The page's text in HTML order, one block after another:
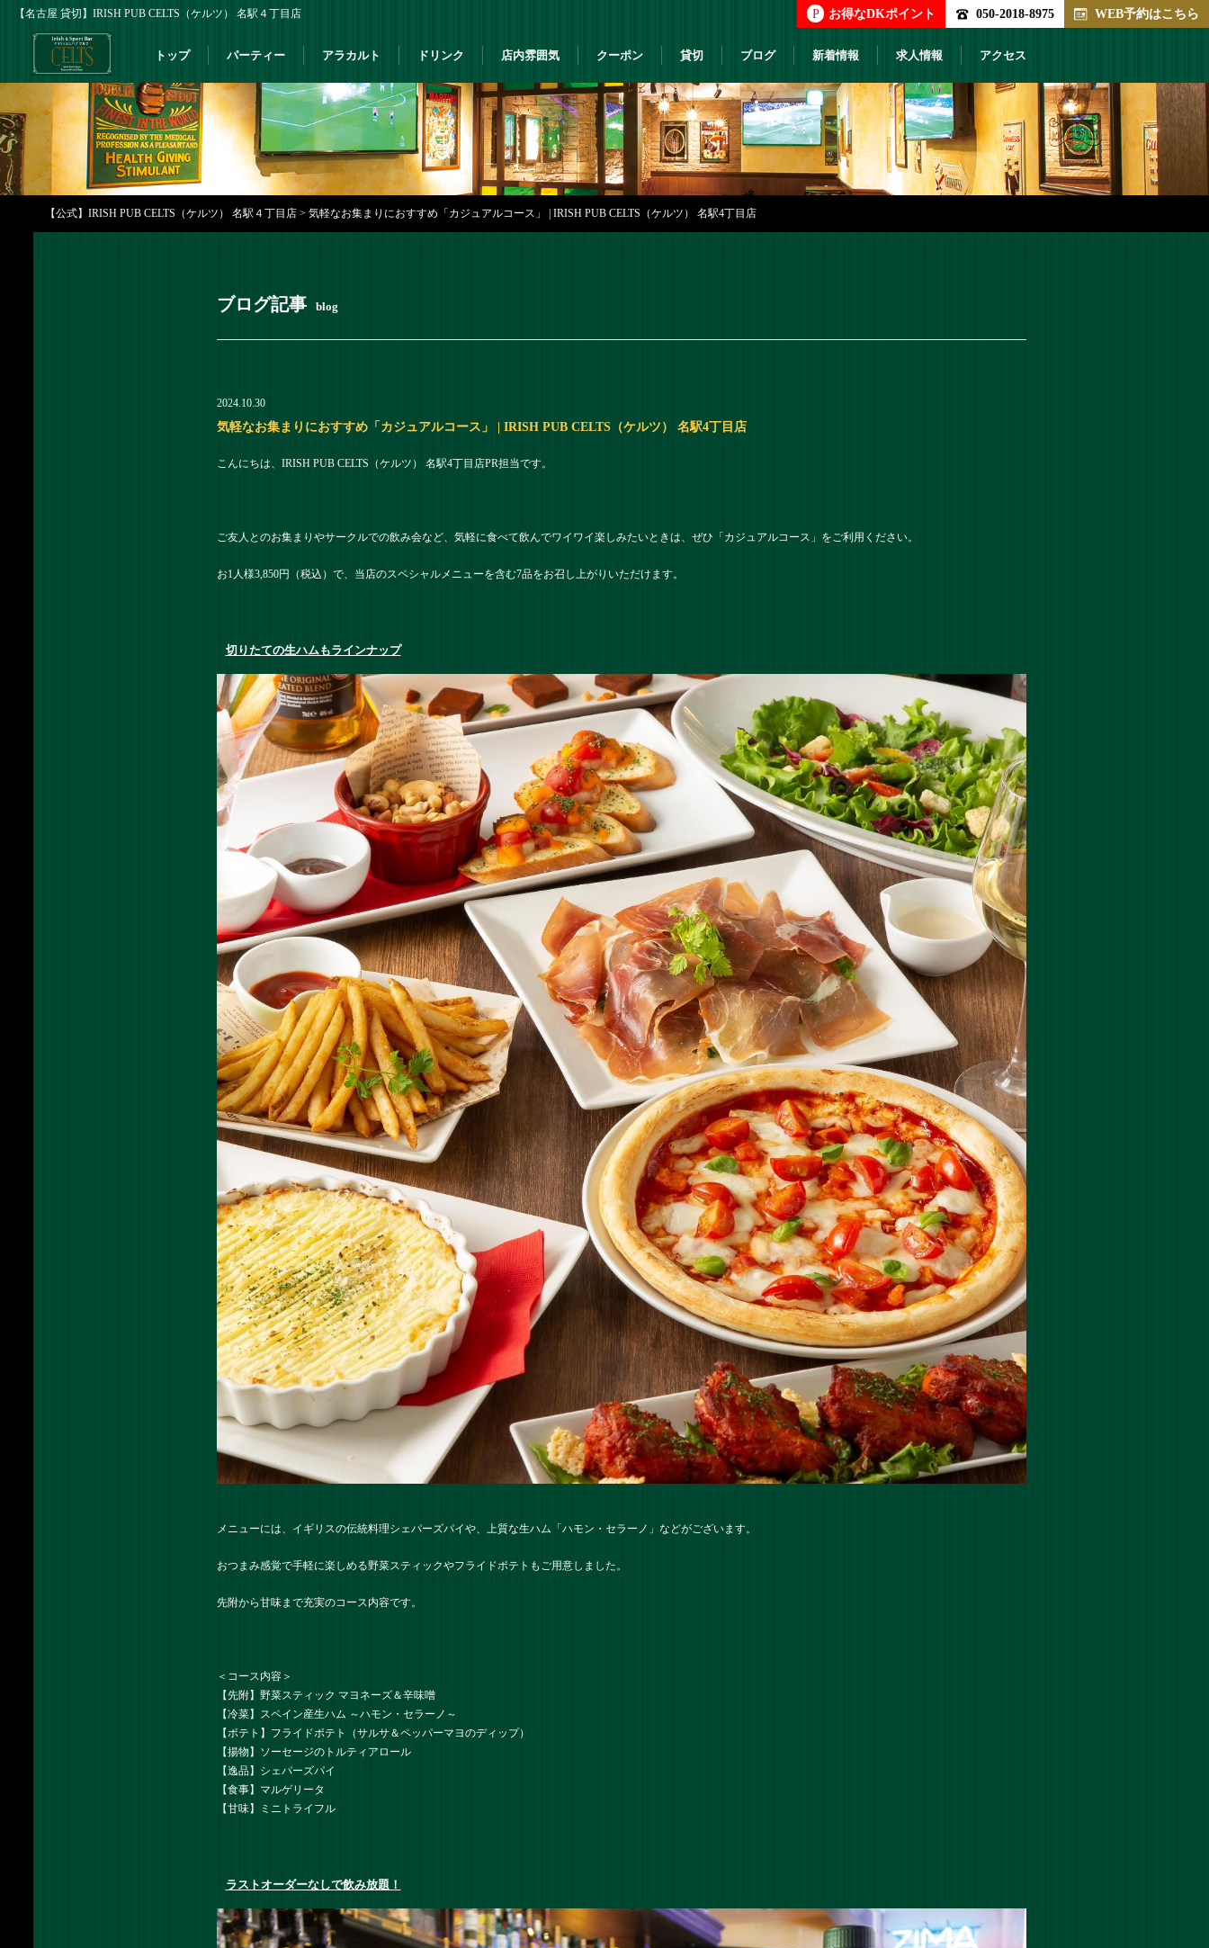
【名古屋 貸切】IRISH PUB CELTS（ケルツ） 名駅４丁目店 P お得なDKポイント 050-2018-8975 WEB予約はこちら
トップ パーティー アラカルト ドリンク 店内雰囲気 クーポン 貸切 ブログ 新着情報 求人情報 アクセス
【公式】IRISH PUB CELTS（ケルツ） 名駅４丁目店 > 気軽なお集まりにおすすめ「カジュアルコース」 | IRISH PUB CELTS（ケルツ） 名駅4丁目店
ブログ記事 blog
2024.10.30
気軽なお集まりにおすすめ「カジュアルコース」 | IRISH PUB CELTS（ケルツ） 名駅4丁目店
こんにちは、IRISH PUB CELTS（ケルツ） 名駅4丁目店PR担当です。
ご友人とのお集まりやサークルでの飲み会など、気軽に食べて飲んでワイワイ楽しみたいときは、ぜひ「カジュアルコース」をご利用ください。
お1人様3,850円（税込）で、当店のスペシャルメニューを含む7品をお召し上がりいただけます。
切りたての生ハムもラインナップ
メニューには、イギリスの伝統料理シェパーズパイや、上質な生ハム「ハモン・セラーノ」などがございます。
おつまみ感覚で手軽に楽しめる野菜スティックやフライドポテトもご用意しました。
先附から甘味まで充実のコース内容です。
＜コース内容＞
【先附】野菜スティック マヨネーズ＆辛味噌
【冷菜】スペイン産生ハム ～ハモン・セラーノ～
【ポテト】フライドポテト（サルサ＆ペッパーマヨのディップ）
【揚物】ソーセージのトルティアロール
【逸品】シェパーズパイ
【食事】マルゲリータ
【甘味】ミニトライフル
ラストオーダーなしで飲み放題！